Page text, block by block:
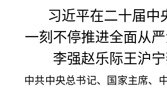
习近平在二十届中
一刻不停推进全面从
李强赵乐际王沪
中共中央总书记、国家主席、